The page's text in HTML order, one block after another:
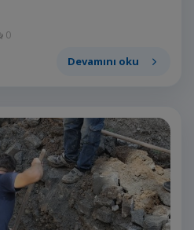
0
Devamını oku